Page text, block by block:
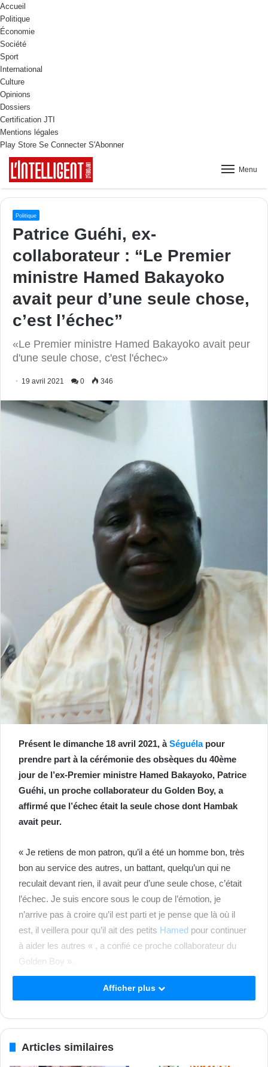
Accueil
Politique
Économie
Société
Sport
International
Culture
Opinions
Dossiers
Certification JTI
Mentions légales
Play Store Se Connecter S'Abonner
Menu
Politique
Patrice Guéhi, ex-
collaborateur : “Le Premier
ministre Hamed Bakayoko
avait peur d’une seule chose,
c’est l’échec”
«Le Premier ministre Hamed Bakayoko avait peur
d'une seule chose, c'est l'échec»
19 avril 2021 0 346
Présent le dimanche 18 avril 2021, àSéguélapour
prendre part à la cérémonie des obsèques du 40ème
jour de l’ex-Premier ministre Hamed Bakayoko, Patrice
Guéhi, un proche collaborateur du Golden Boy, a
affirmé que l’échec était la seule chose dont Hambak
avait peur.
« Je retiens de mon patron, qu’il a été un homme bon, très
bon au service des autres, un battant, quelqu’un qui ne
reculait devant rien, il avait peur d’une seule chose, c’était
l’échec. Je suis encore sous le coup de l’émotion, je
n’arrive pas à croire qu’il est parti et je pense que là où il
est, il veillera pour qu’il ait des petits Hamed pour continuer
à aider les autres « , a confié ce proche collaborateur du
Golden Boy ».
Afficher plus
Articles similaires